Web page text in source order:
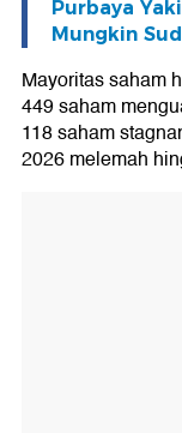
Purbaya
Mungkin
Mayoritas saham
449 saham
118 saham
2026 melemah